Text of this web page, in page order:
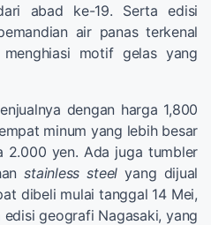
abad ke-19. Serta edisi
air panas terkenal
motif gelas yang
dengan harga 1,800
minum yang lebih besar
2.000 yen. Ada juga tumbler
stainless steel yang dijual
dibeli mulai tanggal 14 Mei,
geografi Nagasaki, yang